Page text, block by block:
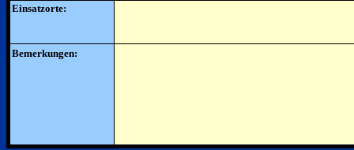
Einsatzorte:
Bemerkungen: